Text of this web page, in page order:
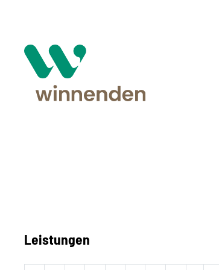
Leistungen